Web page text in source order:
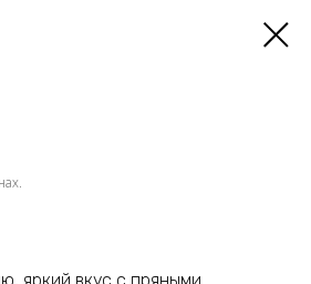
яркий вкус с пряными